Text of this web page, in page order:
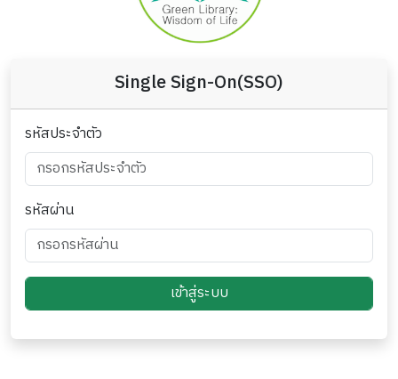
Single Sign-On(SSO)
รหัสประจำตัว
รหัสผ่าน
เข้าสู่ระบบ